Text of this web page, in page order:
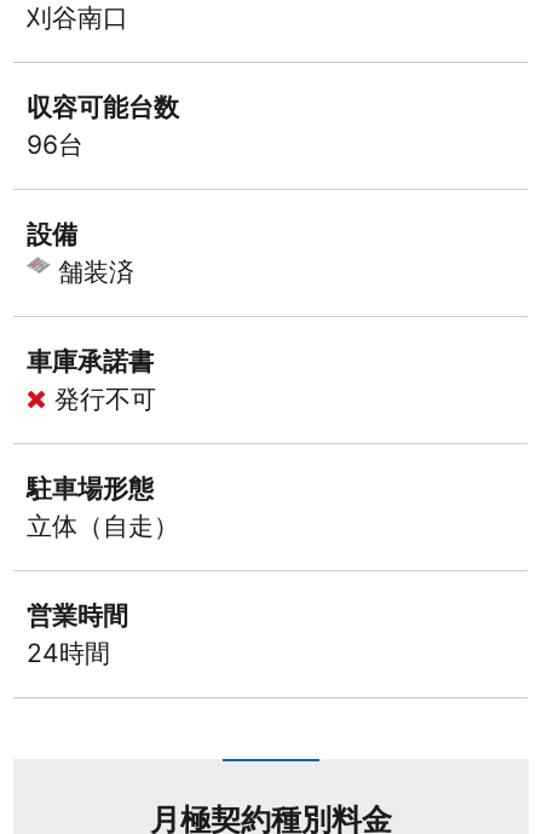
刈谷南口
収容可能台数
96台
設備
舗装済
車庫承諾書
発行不可
駐車場形態
立体（自走）
営業時間
24時間
月極契約種別料金